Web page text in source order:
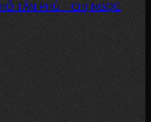
TÂN PHÚ – CHỊ NGỌC